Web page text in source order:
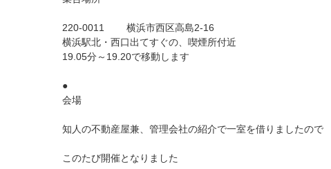
220-0011 横浜市西区高島2-16
横浜駅北・西口出てすぐの、喫煙所付近
19.05分～19.20で移動します
●
会場
知人の不動産屋兼、管理会社の紹介で一室を借りましたので
このたび開催となりました